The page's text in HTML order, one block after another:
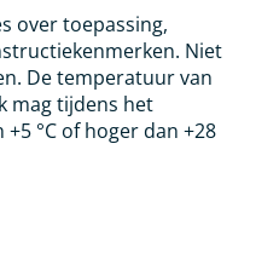
over toepassing,
Niet
De temperatuur van
mag tijdens het
°C of hoger dan +28